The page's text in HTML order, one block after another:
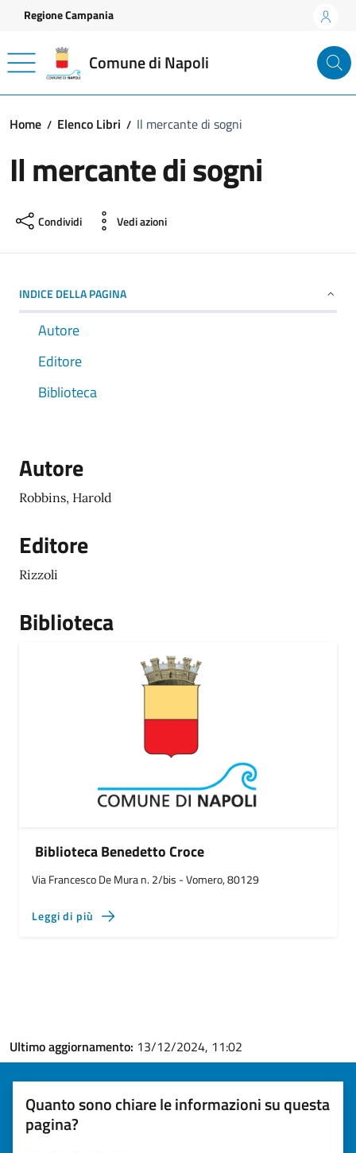
Vai ai contenuti
Vai al footer
Regione Campania
Comune di Napoli
Home Elenco Libri Il mercante di sogni
Il mercante di sogni
Condividi Vedi azioni
INDICE DELLA PAGINA
Autore
Editore
Biblioteca
Autore
Robbins, Harold
Editore
Rizzoli
Biblioteca
Biblioteca Benedetto Croce
Via Francesco De Mura n. 2/bis - Vomero, 80129
Leggi di più
Ultimo aggiornamento: 13/12/2024, 11:02
Quanto sono chiare le informazioni su questa
pagina?